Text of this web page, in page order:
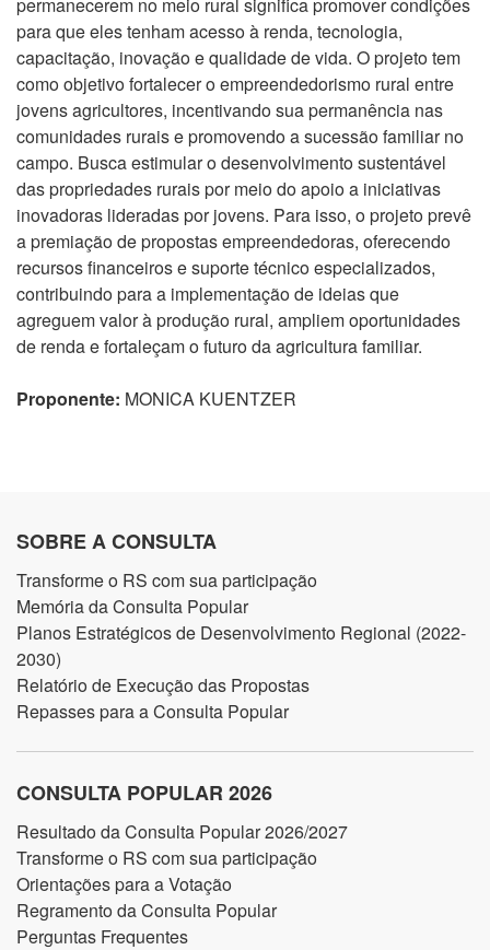
para que eles tenham acesso à renda, tecnologia,
capacitação, inovação e qualidade de vida. O projeto tem
como objetivo fortalecer o empreendedorismo rural entre
jovens agricultores, incentivando sua permanência nas
comunidades rurais e promovendo a sucessão familiar no
campo. Busca estimular o desenvolvimento sustentável
das propriedades rurais por meio do apoio a iniciativas
inovadoras lideradas por jovens. Para isso, o projeto prevê
a premiação de propostas empreendedoras, oferecendo
recursos financeiros e suporte técnico especializados,
contribuindo para a implementação de ideias que
agreguem valor à produção rural, ampliem oportunidades
de renda e fortaleçam o futuro da agricultura familiar.
Proponente: MONICA KUENTZER
SOBRE A CONSULTA
Transforme o RS com sua participação
Memória da Consulta Popular
Planos Estratégicos de Desenvolvimento Regional (2022-
2030)
Relatório de Execução das Propostas
Repasses para a Consulta Popular
CONSULTA POPULAR 2026
Resultado da Consulta Popular 2026/2027
Transforme o RS com sua participação
Orientações para a Votação
Regramento da Consulta Popular
Perguntas Frequentes